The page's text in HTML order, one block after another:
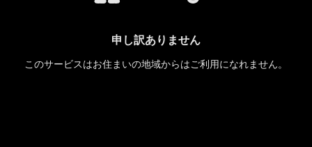
申し訳ありません
このサービスはお住まいの地域からはご利用になれません。